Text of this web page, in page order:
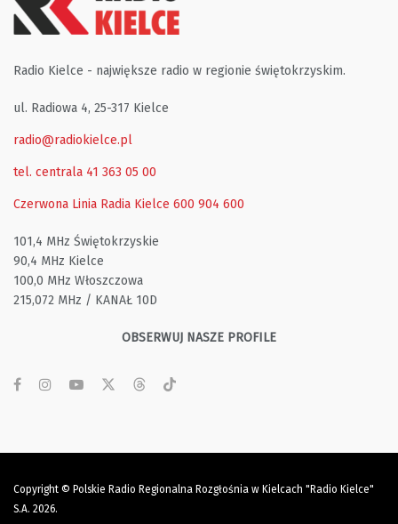
Radio Kielce - największe radio w regionie świętokrzyskim.
ul. Radiowa 4, 25-317 Kielce
radio@radiokielce.pl
tel. centrala 41 363 05 00
Czerwona Linia Radia Kielce 600 904 600
101,4 MHz Świętokrzyskie
90,4 MHz Kielce
100,0 MHz Włoszczowa
215,072 MHz / KANAŁ 10D
OBSERWUJ NASZE PROFILE
Copyright © Polskie Radio Regionalna Rozgłośnia w Kielcach "Radio Kielce"
S.A. 2026.